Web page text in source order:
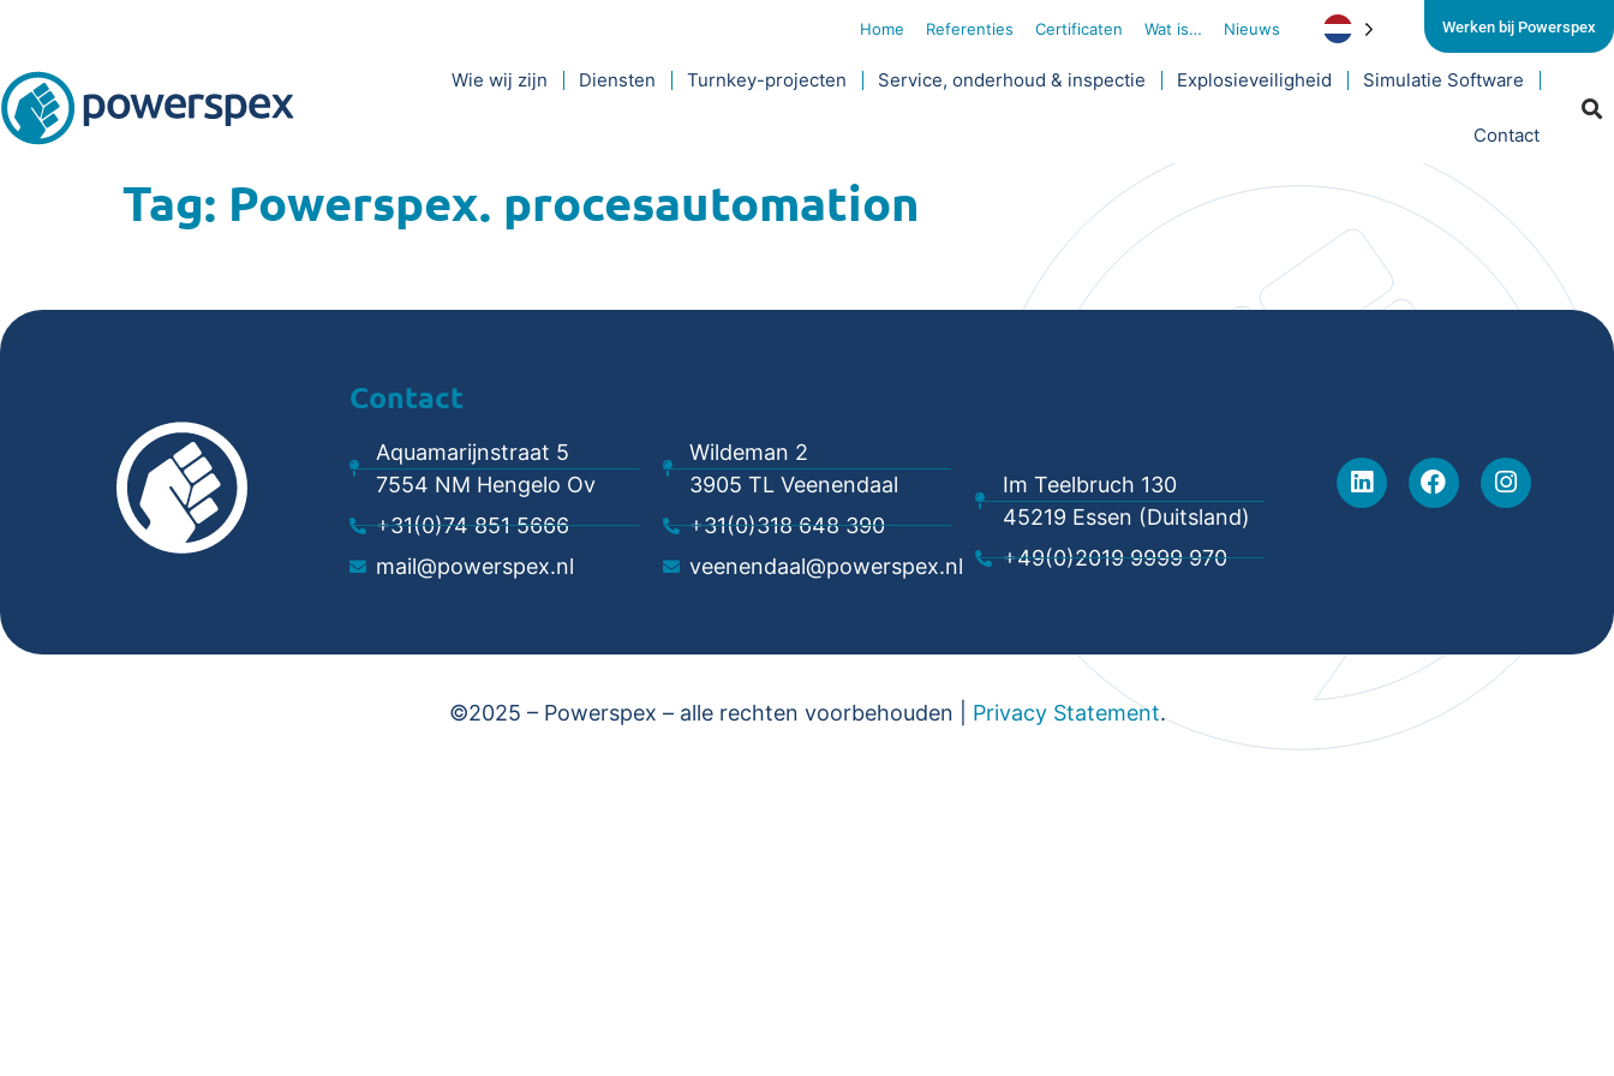
Home Referenties Certificaten Wat is… Nieuws Werken bij Powerspex
Wie wij zijn Diensten Turnkey-projecten Service, onderhoud & inspectie Explosieveiligheid Simulatie Software
Contact
Tag: Powerspex. procesautomation
Contact
Aquamarijnstraat 5
7554 NM Hengelo Ov
+31(0)74 851 5666
mail@powerspex.nl
Wildeman 2
3905 TL Veenendaal
+31(0)318 648 390
veenendaal@powerspex.nl
Im Teelbruch 130
45219 Essen (Duitsland)
+49(0)2019 9999 970
©2025 – Powerspex – alle rechten voorbehouden | Privacy Statement.